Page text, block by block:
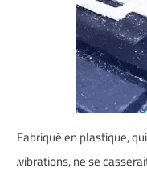
Fabriqué en plastique,
vibrations, ne se